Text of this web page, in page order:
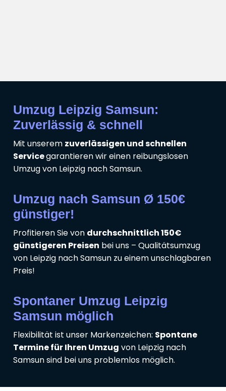
Umzug Leipzig Samsun:
Zuverlässig & schnell
Mit unserem zuverlässigen und schnellen
Servicegarantieren wir einen reibungslosen
Umzug von Leipzig nach Samsun.
Umzug nach Samsun Ø 150€
günstiger!
Profitieren Sie von durchschnittlich 150€
günstigeren Preisen bei uns – Qualitätsumzug
von Leipzig nach Samsun zu einem unschlagbaren
Preis!
Spontaner Umzug Leipzig
Samsun möglich
Flexibilität ist unser Markenzeichen: Spontane
Termine für Ihren Umzug von Leipzig nach
Samsun sind bei uns problemlos möglich.